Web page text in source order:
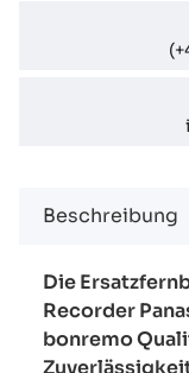
Beschreibung
Die
Recorder
bonremo